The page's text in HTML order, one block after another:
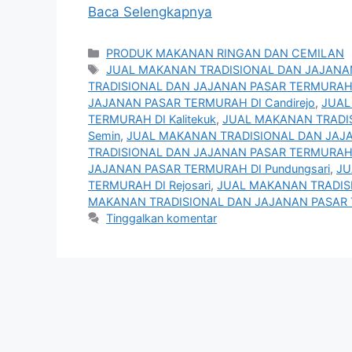
Baca Selengkapnya
Kategori
PRODUK MAKANAN RINGAN DAN CEMILAN
Tag
JUAL MAKANAN TRADISIONAL DAN
TRADISIONAL DAN JAJANAN PASAR
JAJANAN PASAR TERMURAH DI Candirejo,
TERMURAH DI Kalitekuk, JUAL MAKANAN
Semin, JUAL MAKANAN TRADISIONAL DAN
TRADISIONAL DAN JAJANAN PASAR
JAJANAN PASAR TERMURAH DI Pundungsari,
TERMURAH DI Rejosari, JUAL MAKANAN
MAKANAN TRADISIONAL DAN JAJANAN
Tinggalkan komentar